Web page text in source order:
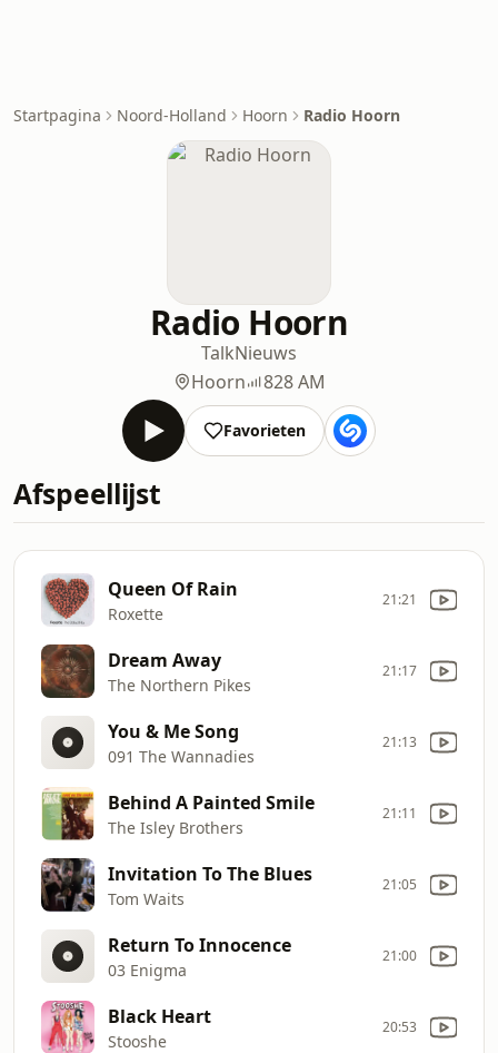
Startpagina Noord-Holland Hoorn Radio Hoorn
Radio Hoorn
TalkNieuws
Hoorn
828 AM
Favorieten
Afspeellijst
Queen Of Rain
Roxette
21:21
Dream Away
The Northern Pikes
21:17
You & Me Song
091 The Wannadies
21:13
Behind A Painted Smile
The Isley Brothers
21:11
Invitation To The Blues
Tom Waits
21:05
Return To Innocence
03 Enigma
21:00
Black Heart
Stooshe
20:53